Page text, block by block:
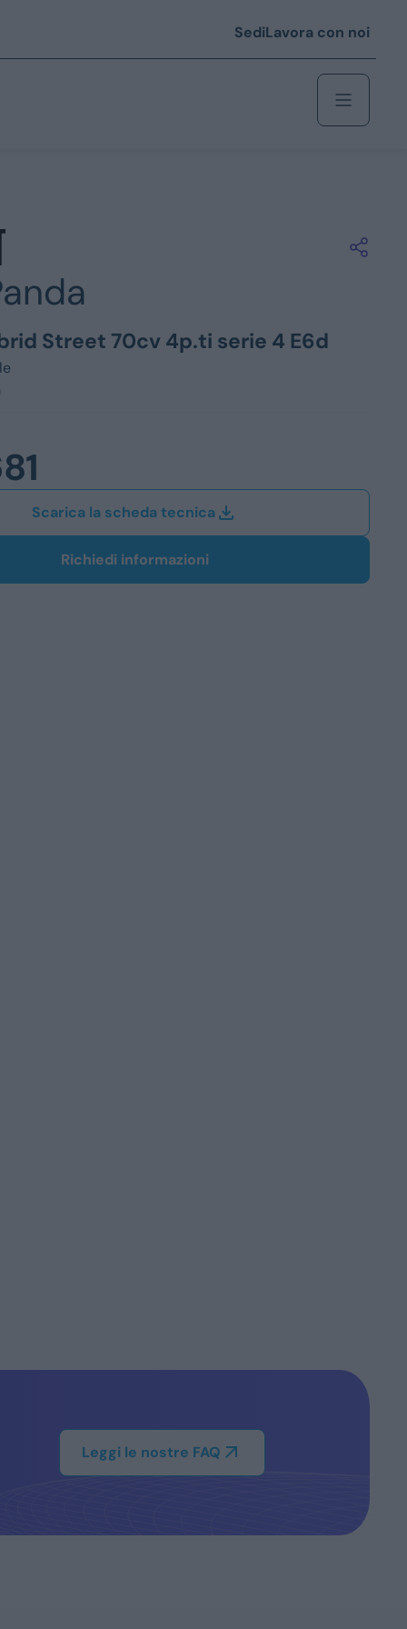
SediLavora con noi
25.000
€ 35.000
Monovolume
Street 70cv 4p.ti serie 4 E6d
Scarica la scheda tecnica
Richiedi informazioni
Leggi le nostre FAQ